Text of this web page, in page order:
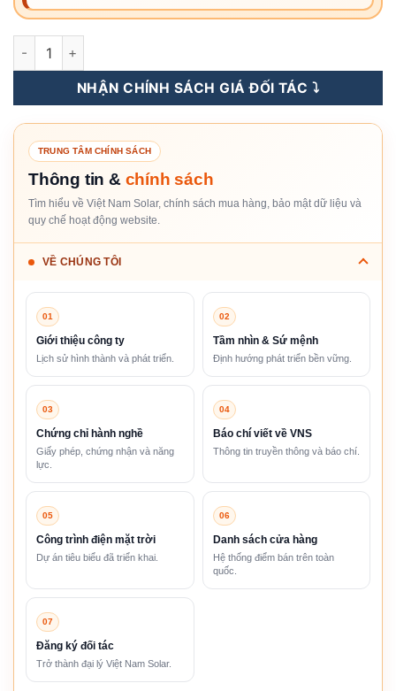
Chess Plus – Pin Lưu Trữ Điện Lithium BYD Chess Plus
NHẬN CHÍNH SÁCH GIÁ ĐỐI TÁC ⤵️
TRUNG TÂM CHÍNH SÁCH
Thông tin & chính sách
Tìm hiểu về Việt Nam Solar, chính sách mua hàng, bảo mật dữ liệu và
quy chế hoạt động website.
VỀ CHÚNG TÔI
01
Giới thiệu công ty
Lịch sử hình thành và phát triển.
02
Tầm nhìn & Sứ mệnh
Định hướng phát triển bền vững.
03
Chứng chỉ hành nghề
Giấy phép, chứng nhận và năng
lực.
04
Báo chí viết về VNS
Thông tin truyền thông và báo chí.
05
Công trình điện mặt trời
Dự án tiêu biểu đã triển khai.
06
Danh sách cửa hàng
Hệ thống điểm bán trên toàn
quốc.
07
Đăng ký đối tác
Trở thành đại lý Việt Nam Solar.